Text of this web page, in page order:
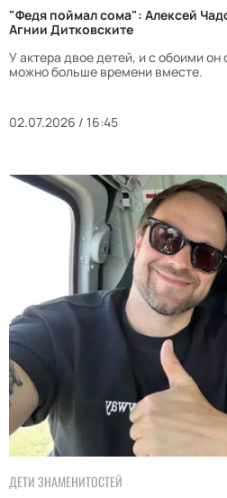
"Федя поймал сома": Алексей
Агнии Дитковските
У актера двое детей, и с обоими он
можно больше времени вместе.
02.07.2026 / 16:45
ДЕТИ ЗНАМЕНИТОСТЕЙ